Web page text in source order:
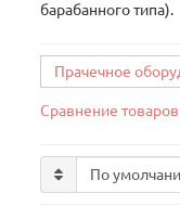
барабанного типа).
Прачечное
Сравнение